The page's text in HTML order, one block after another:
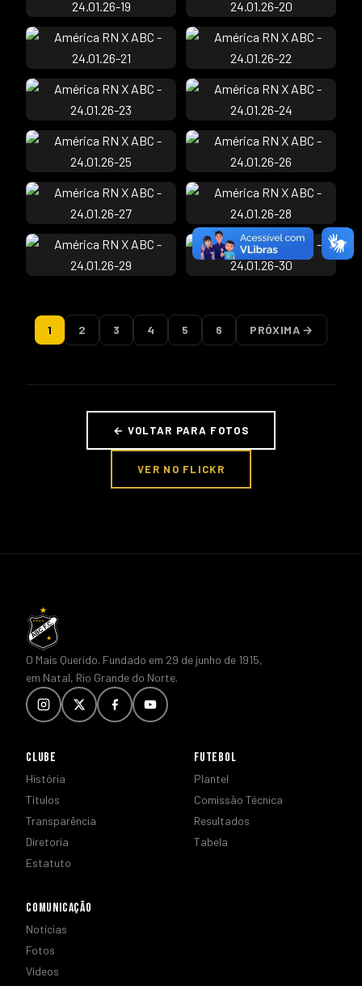
1 2 3 4 5 6 PRÓXIMA →
← VOLTAR PARA FOTOS
VER NO FLICKR
O Mais Querido. Fundado em 29 de junho de 1915,
em Natal, Rio Grande do Norte.
CLUBE
História
Títulos
Transparência
Diretoria
Estatuto
FUTEBOL
Plantel
Comissão Técnica
Resultados
Tabela
COMUNICAÇÃO
Notícias
Fotos
Vídeos